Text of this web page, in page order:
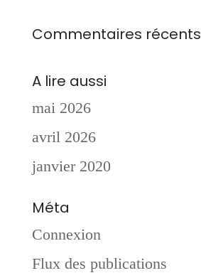
Commentaires récents
A lire aussi
mai 2026
avril 2026
janvier 2020
Méta
Connexion
Flux des publications